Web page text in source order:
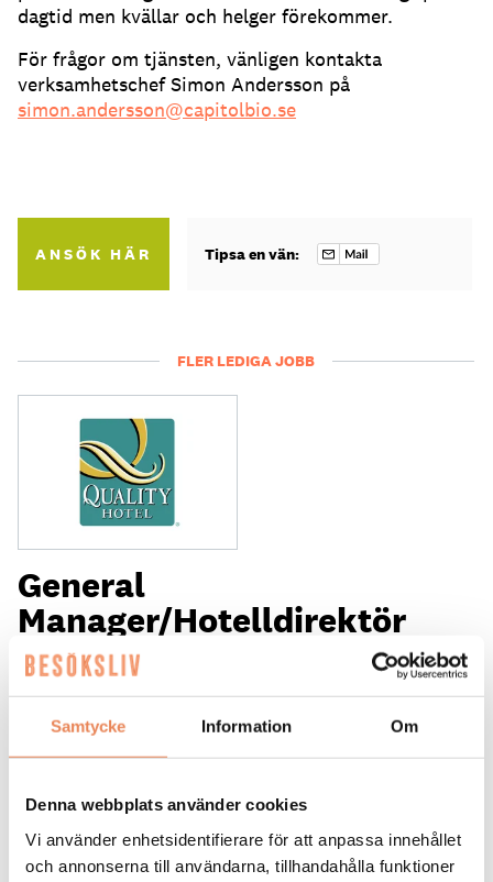
Samtycke Information Om
Denna webbplats använder cookies
Vi använder enhetsidentifierare för att anpassa innehållet
och annonserna till användarna, tillhandahålla funktioner
dagtid men kvällar och helger förekommer.
För frågor om tjänsten, vänligen kontakta
verksamhetschef Simon Andersson på
simon.andersson@capitolbio.se
ANSÖK HÄR Tipsa en vän:
FLER LEDIGA JOBB
General
Manager/Hotelldirektör
Arbetsgivare: Quality Hotel Grand
Sista ansökningsdag: 2026-09-04
LÄS MER
DAGAR KVAR:
27